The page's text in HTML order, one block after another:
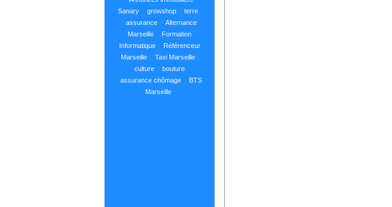
Sanary
growshop
terre
assurance
Alternance
Marseille
Formation
Informatique
Référenceur
Marseille
Taxi Marseille
culture
bouture
assurance chômage
BTS
Marseille